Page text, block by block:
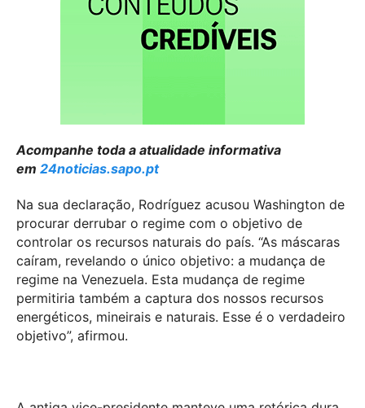
Acompanhe toda a atualidade informativa
em 24noticias.sapo.pt
Na sua declaração, Rodríguez acusou Washington de
procurar derrubar o regime com o objetivo de
controlar os recursos naturais do país. “As máscaras
caíram, revelando o único objetivo: a mudança de
regime na Venezuela. Esta mudança de regime
permitiria também a captura dos nossos recursos
energéticos, mineirais e naturais. Esse é o verdadeiro
objetivo”, afirmou.